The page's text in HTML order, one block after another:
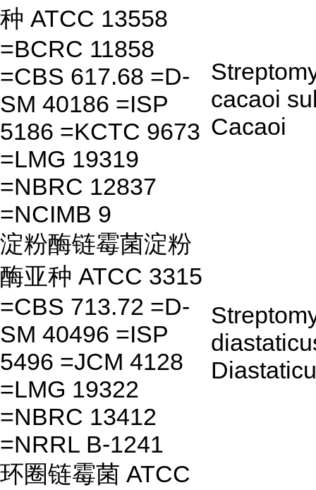
种 ATCC 13558
=BCRC 11858
=CBS 617.68 =D-
SM 40186 =ISP
5186 =KCTC 9673
=LMG 19319
=NBRC 12837
=NCIMB 9
cacaoi
Cacaoi
淀粉酶链霉菌淀粉
酶亚种 ATCC 3315
=CBS 713.72 =D-
SM 40496 =ISP
5496 =JCM 4128
=LMG 19322
=NBRC 13412
=NRRL B-1241
环圈链霉菌 ATCC